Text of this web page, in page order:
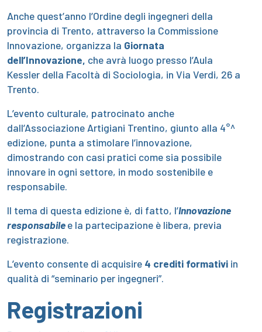
Anche quest’anno l’Ordine degli ingegneri della
provincia di Trento, attraverso la Commissione
Innovazione, organizza la Giornata
dell’Innovazione, che avrà luogo presso l’Aula
Kessler della Facoltà di Sociologia, in Via Verdi, 26 a
Trento.
L’evento culturale, patrocinato anche
dall’Associazione Artigiani Trentino, giunto alla 4°^
edizione, punta a stimolare l’innovazione,
dimostrando con casi pratici come sia possibile
innovare in ogni settore, in modo sostenibile e
responsabile.
Il tema di questa edizione è, di fatto, l’Innovazione
responsabilee la partecipazione è libera, previa
registrazione.
L’evento consente di acquisire 4 crediti formativi in
qualità di “seminario per ingegneri”.
Registrazioni